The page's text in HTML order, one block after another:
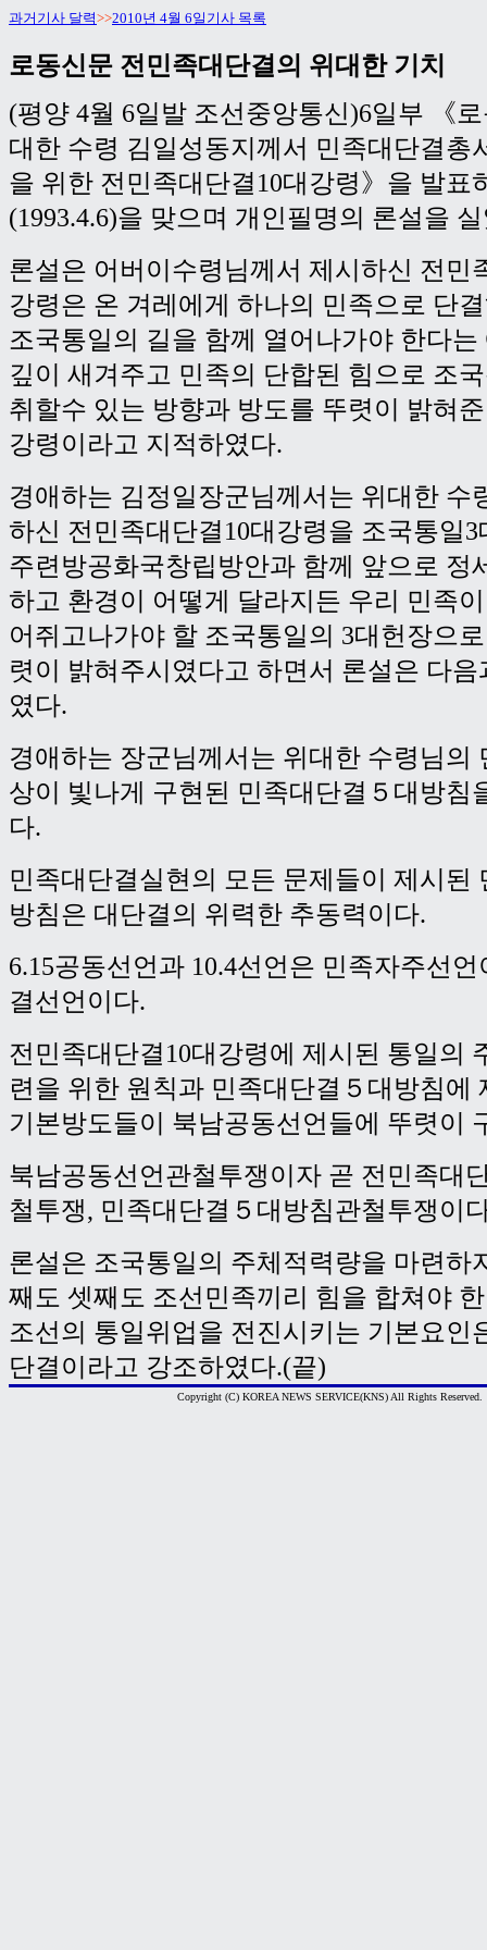
과거기사 달력>>2010년 4월 6일기사 목록
로동신문 전민족대단결의 위대한 기치
(평양 4월 6일발 조선중앙통신)6일부 《
대한 수령 김일성동지께서 민족대단결총
을 위한 전민족대단결10대강령》을 발표
(1993.4.6)을 맞으며 개인필명의 론설을
론설은 어버이수령님께서 제시하신 전민
강령은 온 겨레에게 하나의 민족으로 단
조국통일의 길을 함께 열어나가야 한다
깊이 새겨주고 민족의 단합된 힘으로 조
취할수 있는 방향과 방도를 뚜렷이 밝혀
강령이라고 지적하였다.
경애하는 김정일장군님께서는 위대한 수
하신 전민족대단결10대강령을 조국통일
주련방공화국창립방안과 함께 앞으로 정
하고 환경이 어떻게 달라지든 우리 민족
어쥐고나가야 할 조국통일의 3대헌장으
렷이 밝혀주시였다고 하면서 론설은 다
였다.
경애하는 장군님께서는 위대한 수령님의
상이 빛나게 구현된 민족대단결５대방침
다.
민족대단결실현의 모든 문제들이 제시된
방침은 대단결의 위력한 추동력이다.
6.15공동선언과 10.4선언은 민족자주선
결선언이다.
전민족대단결10대강령에 제시된 통일의
련을 위한 원칙과 민족대단결５대방침에
기본방도들이 북남공동선언들에 뚜렷이
북남공동선언관철투쟁이자 곧 전민족대
철투쟁, 민족대단결５대방침관철투쟁이
론설은 조국통일의 주체적력량을 마련하
째도 셋째도 조선민족끼리 힘을 합쳐야
조선의 통일위업을 전진시키는 기본요인
단결이라고 강조하였다.(끝)
Copyright (C) KOREA NEWS SERVICE(KNS) All Rights Reserved.